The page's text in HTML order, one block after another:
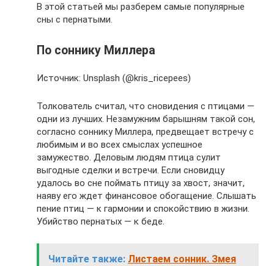
В этой статьей мы разберем самые популярные
сны с пернатыми.
По соннику Миллера
Источник: Unsplash (@kris_ricepees)
Толкователь считал, что сновидения с птицами —
одни из лучших. Незамужним барышням такой сон,
согласно соннику Миллера, предвещает встречу с
любимым и во всех смыслах успешное
замужество. Деловым людям птица сулит
выгодные сделки и встречи. Если сновидцу
удалось во сне поймать птицу за хвост, значит,
наяву его ждет финансовое обогащение. Слышать
пение птиц — к гармонии и спокойствию в жизни.
Убийство пернатых — к беде.
Читайте также: Листаем сонник. Змея